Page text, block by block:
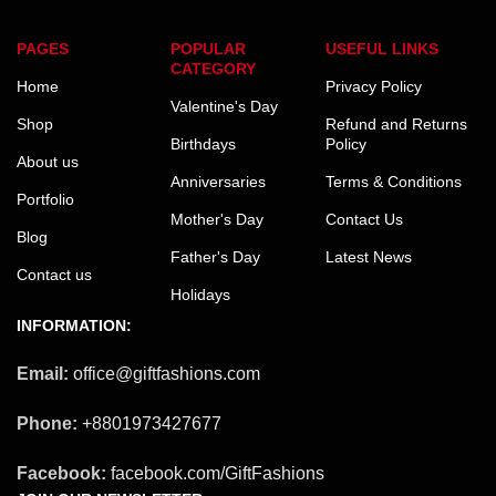
PAGES
Home
Shop
About us
Portfolio
Blog
Contact us
POPULAR
CATEGORY
Valentine's Day
Birthdays
Anniversaries
Mother's Day
Father's Day
Holidays
USEFUL LINKS
Privacy Policy
Refund and Returns
Policy
Terms & Conditions
Contact Us
Latest News
INFORMATION:
Email: office@giftfashions.com
Phone: +8801973427677
Facebook: facebook.com/GiftFashions